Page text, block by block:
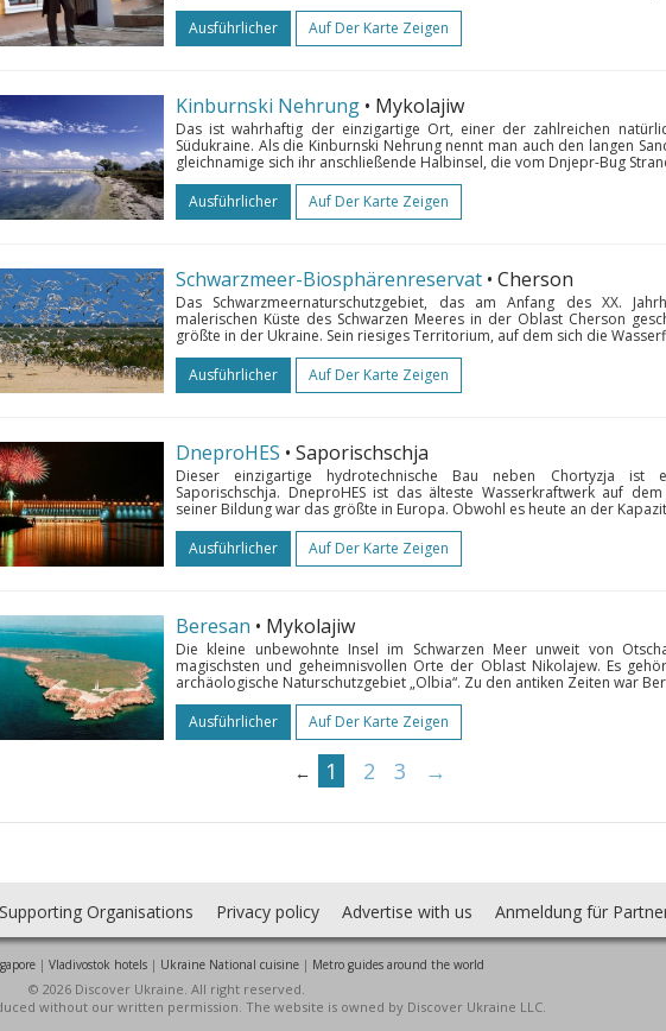
Ausführlicher
Auf Der Karte Zeigen
Kinburnski Nehrung • Mykolajiw
Das ist wahrhaftig der einzigartige Ort, einer der zahlreichen
Südukraine. Als die Kinburnski Nehrung nennt man auch den langen
gleichnamige sich ihr anschließende Halbinsel, die vom Dnjepr-Bug
Ausführlicher
Auf Der Karte Zeigen
Schwarzmeer-Biosphärenreservat • Cherson
Das Schwarzmeernaturschutzgebiet, das am Anfang des XX.
malerischen Küste des Schwarzen Meeres in der Oblast Cherson
größte in der Ukraine. Sein riesiges Territorium, auf dem sich die
Ausführlicher
Auf Der Karte Zeigen
DneproHES • Saporischschja
Dieser einzigartige hydrotechnische Bau neben Chortyzja ist
Saporischschja. DneproHES ist das älteste Wasserkraftwerk auf
seiner Bildung war das größte in Europa. Obwohl es heute an der
Ausführlicher
Auf Der Karte Zeigen
Beresan • Mykolajiw
Die kleine unbewohnte Insel im Schwarzen Meer unweit von
magischsten und geheimnisvollen Orte der Oblast Nikolajew. Es
archäologische Naturschutzgebiet „Olbia“. Zu den antiken Zeiten war
Ausführlicher
Auf Der Karte Zeigen
← 1 2 3 →
Supporting Organisations Privacy policy Advertise with us Anmeldung für
| Vladivostok hotels| Ukraine National cuisine| Metro guides around the world
© 2026 Discover Ukraine. All right reserved.
without our written permission. The website is owned by Discover Ukraine LLC.